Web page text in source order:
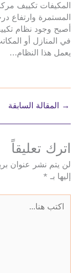
المكيفات تكييف
المستمرة وارتفاع
أصبح وجود نظام
في المنازل أو
يعمل هذا النظام…
→ المقالة السابقة
اترك تعليقاً
لن يتم نشر عنوان
إليها بـ *
هنا...